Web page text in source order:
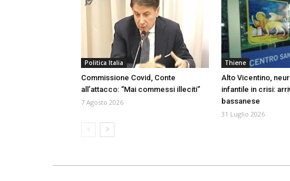
Politica Italia
Commissione Covid, Conte
all’attacco: “Mai commessi illeciti”
7 Agosto 2026
Thiene
Alto Vicentino,
infantile in crisi:
bassanese
31 Luglio 2026